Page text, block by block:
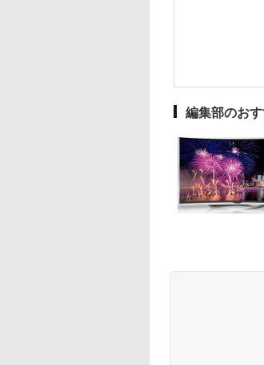
編集部のお